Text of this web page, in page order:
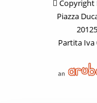
Copyright
Piazza
Partita Iva